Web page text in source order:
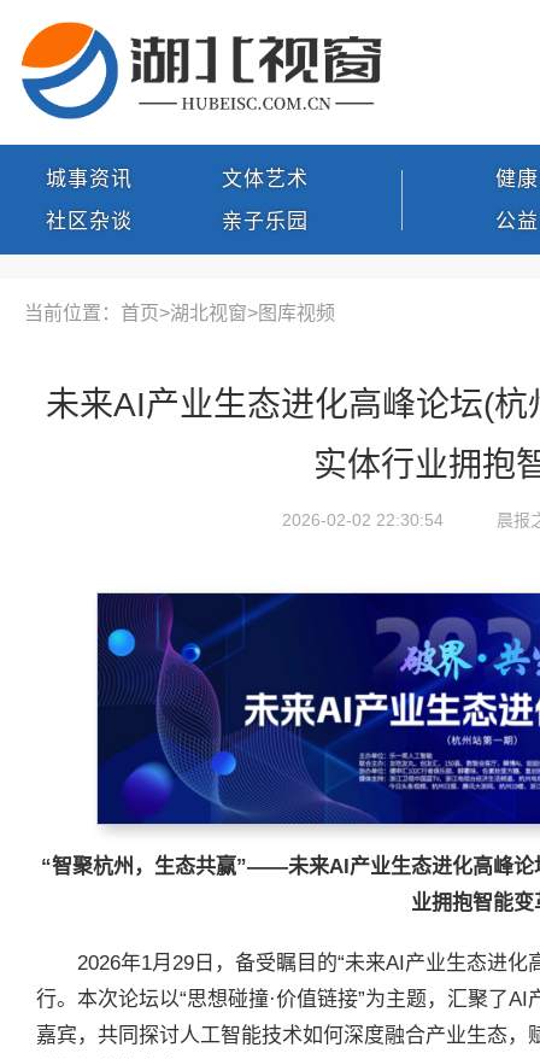
城事资讯
社区杂谈
文体艺术
亲子乐园
健
公
当前位置：首页>湖北视窗>图库视频
未来AI产业生态进化高峰论坛(
实体行业拥抱
2026-02-02 22:30:54 晨报
“智聚杭州，生态共赢”——未来AI产业生态进化高峰论
业拥抱智能变
2026年1月29日，备受瞩目的“未来AI产业生态进
行。本次论坛以“思想碰撞·价值链接”为主题，汇聚了
嘉宾，共同探讨人工智能技术如何深度融合产业生态